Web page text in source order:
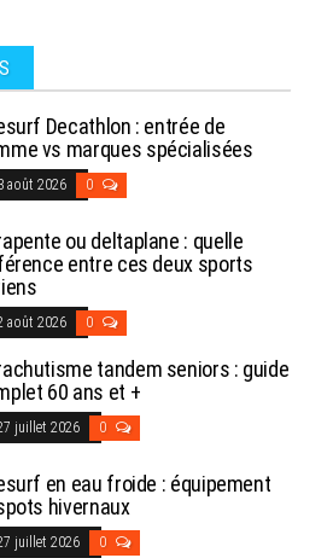
Decathlon : entrée de
vs marques spécialisées
août 2026 0
ou deltaplane : quelle
entre ces deux sports
août 2026 0
tandem seniors : guide
60 ans et +
juillet 2026 0
en eau froide : équipement
hivernaux
juillet 2026 0